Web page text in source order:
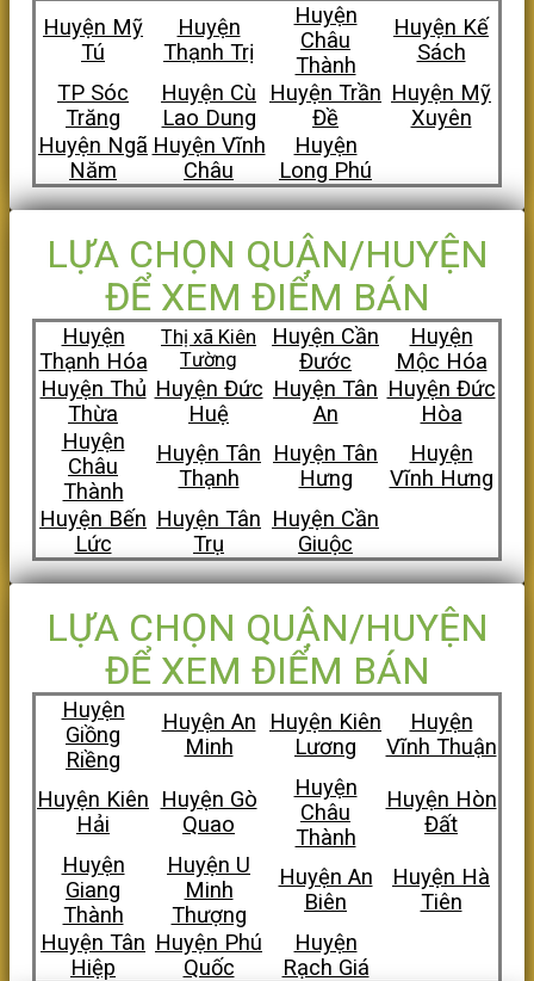
Huyện Mỹ
Tú
Huyện
Thạnh Trị
Huyện
Châu
Thành
Huyện Kế
Sách
TP Sóc
Trăng
Huyện Cù
Lao Dung
Huyện Trần
Đề
Huyện Mỹ
Xuyên
Huyện Ngã
Năm
Huyện Vĩnh
Châu
Huyện
Long Phú
LỰA CHỌN QUẬN/HUYỆN
ĐỂ XEM ĐIỂM BÁN
Huyện
Thạnh Hóa
Thị xã Kiên
Tường
Huyện Cần
Đước
Huyện
Mộc Hóa
Huyện Thủ
Thừa
Huyện Đức
Huệ
Huyện Tân
An
Huyện Đức
Hòa
Huyện
Châu
Thành
Huyện Tân
Thạnh
Huyện Tân
Hưng
Huyện
Vĩnh Hưng
Huyện Bến
Lức
Huyện Tân
Trụ
Huyện Cần
Giuộc
LỰA CHỌN QUẬN/HUYỆN
ĐỂ XEM ĐIỂM BÁN
Huyện
Giồng
Riềng
Huyện An
Minh
Huyện Kiên
Lương
Huyện
Vĩnh Thuận
Huyện Kiên
Hải
Huyện Gò
Quao
Huyện
Châu
Thành
Huyện Hòn
Đất
Huyện
Giang
Thành
Huyện U
Minh
Thượng
Huyện An
Biên
Huyện Hà
Tiên
Huyện Tân
Hiệp
Huyện Phú
Quốc
Huyện
Rạch Giá